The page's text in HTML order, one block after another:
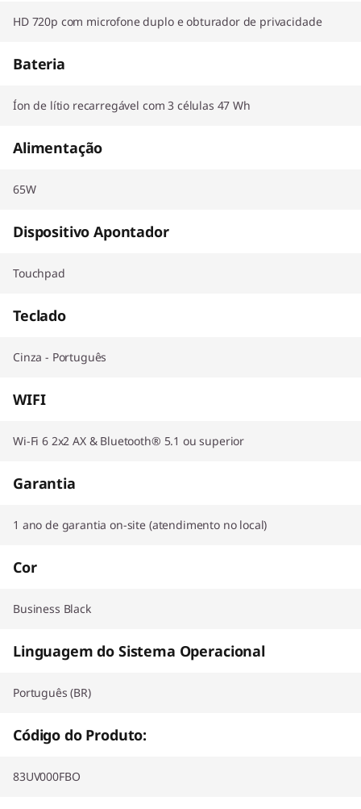
HD 720p com microfone duplo e obturador de privacidade
Bateria
Íon de lítio recarregável com 3 células 47 Wh
Alimentação
65W
Dispositivo Apontador
Touchpad
Teclado
Cinza - Português
WIFI
Wi-Fi 6 2x2 AX & Bluetooth® 5.1 ou superior
Garantia
1 ano de garantia on-site (atendimento no local)
Cor
Business Black
Linguagem do Sistema Operacional
Português (BR)
Código do Produto:
83UV000FBO